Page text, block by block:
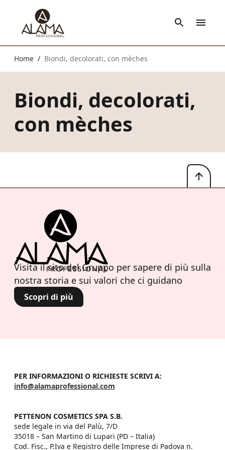
Home / Biondi, decolorati, con mèches
Biondi, decolorati,
con mèches
Visita il sito del Gruppo per sapere di più sulla
nostra storia e sui valori che ci guidano
Scopri di più
PER INFORMAZIONI O RICHIESTE SCRIVI A:
info@alamaprofessional.com
PETTENON COSMETICS SPA S.B.
sede legale in via del Palù, 7/D
35018 – San Martino di Lupari (PD – Italia)
Cod. Fisc., P.Iva e Registro delle Imprese di Padova n.